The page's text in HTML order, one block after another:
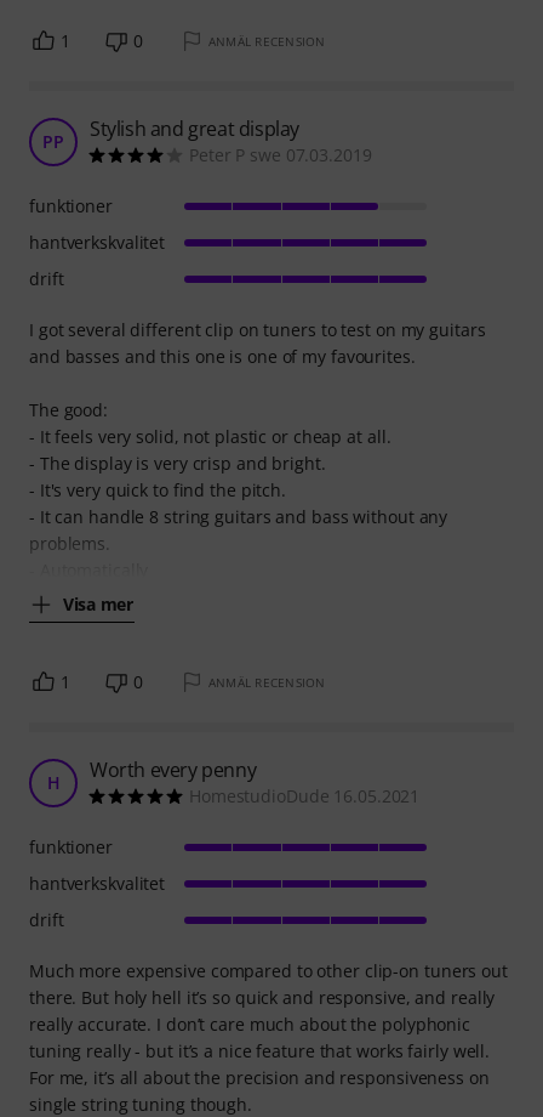
1 0 ANMÄL RECENSION
PP Stylish and great display
Peter P swe 07.03.2019
I got several different clip on tuners to test on my guitars
and basses and this one is one of my favourites.
The good:
- It feels very solid, not plastic or cheap at all.
- The display is very crisp and bright.
- It's very quick to find the pitch.
- It can handle 8 string guitars and bass without any
problems.
Visa mer
funktioner
hantverkskvalitet
drift
1 0 ANMÄL RECENSION
H Worth every penny
HomestudioDude 16.05.2021
Much more expensive compared to other clip-on tuners out
there. But holy hell it’s so quick and responsive, and really
really accurate. I don’t care much about the polyphonic
tuning really - but it’s a nice feature that works fairly well.
For me, it’s all about the precision and responsiveness on
single string tuning though.
funktioner
hantverkskvalitet
drift